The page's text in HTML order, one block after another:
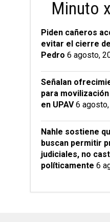
Minuto
Piden cañeros
evitar el cierre
Pedro 6 agosto,
Señalan
para
en UPAV 6
Nahle sostiene
buscan permitir
judiciales, no
políticamente 6